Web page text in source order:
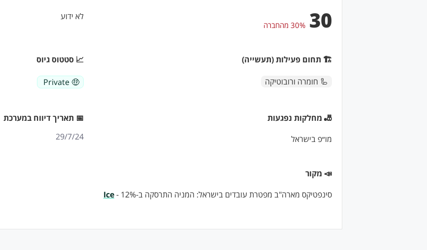
30 30% מהחברה
לא ידוע
🏗 תחום פעילות (תעשייה)
🦾 חומרה ורובוטיקה
📈 סטטוס גיוס
🤑 Private
🎳 מחלקות נפגעות
מו״פ בישראל
📅 תאריך דיווח במערכת
29/7/24
📣 מקור
סינפטיקס מארה"ב מפטרת עובדים בישראל: המניה התרסקה ב-12% -
Ice